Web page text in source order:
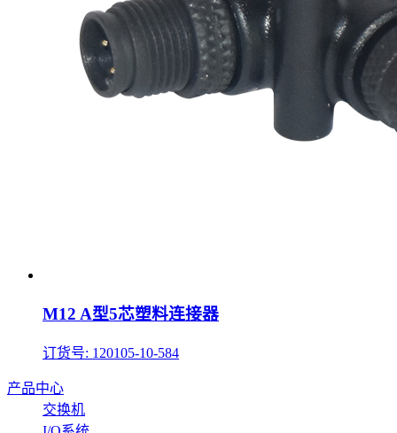
M12 A型5芯塑料连接器
订货号: 120105-10-584
产品中心
交换机